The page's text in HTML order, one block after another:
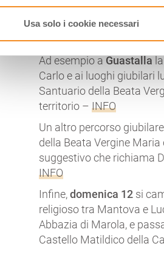
Usa solo i cookie necessari
loro momenti di
Altre esperienze tra arte
Ad esempio a Guastalla
Carlo e ai luoghi giubilari
Santuario della Beata
territorio –INFO
Un altro percorso
della Beata Vergine
suggestivo che richiama
INFO
Infine,domenica 12 si
religioso tra Mantova e
Abbazia di Marola, e
Castello Matildico della